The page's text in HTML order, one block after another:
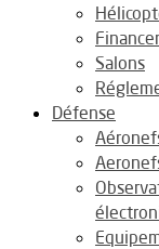
Salons
Défense